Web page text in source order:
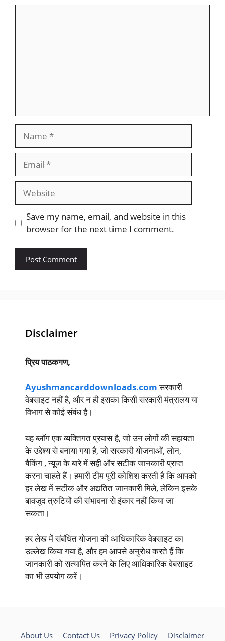
Website
Save my name, email, and website in this
browser for the next time I comment.
Disclaimer
प्रिय पाठकगण,
Ayushmancarddownloads.comसरकारी
वेबसाइट नहीं है, और न ही इसका किसी सरकारी मंत्रालय या
विभाग से कोई संबंध है।
यह ब्लॉग एक व्यक्तिगत प्रयास है, जो उन लोगों की सहायता
के उद्देश्य से बनाया गया है, जो सरकारी योजनाओं, लोन,
बैकिंग , न्यूज के बारे में सही और सटीक जानकारी प्राप्त
करना चाहते हैं। हमारी टीम पूरी कोशिश करती है कि आपको
हर लेख में सटीक और अद्यतित जानकारी मिले, लेकिन इसके
बावजूद त्रुटियों की संभावना से इंकार नहीं किया जा
सकता।
हर लेख में संबंधित योजना की आधिकारिक वेबसाइट का
उल्लेख किया गया है, और हम आपसे अनुरोध करते हैं कि
जानकारी को सत्यापित करने के लिए आधिकारिक वेबसाइट
का भी उपयोग करें।
About Us Contact Us Privacy Policy Disclaimer